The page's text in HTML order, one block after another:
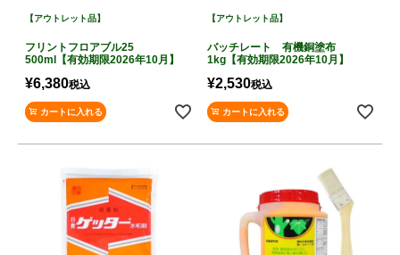
【アウトレット品】
フリントフロアブル25
500ml【有効期限2026年10月】
¥6,380税込
カートに入れる
【アウトレット品】
バッチレート 有機銅塗布
1kg【有効期限2026年10月】
¥2,530税込
カートに入れる